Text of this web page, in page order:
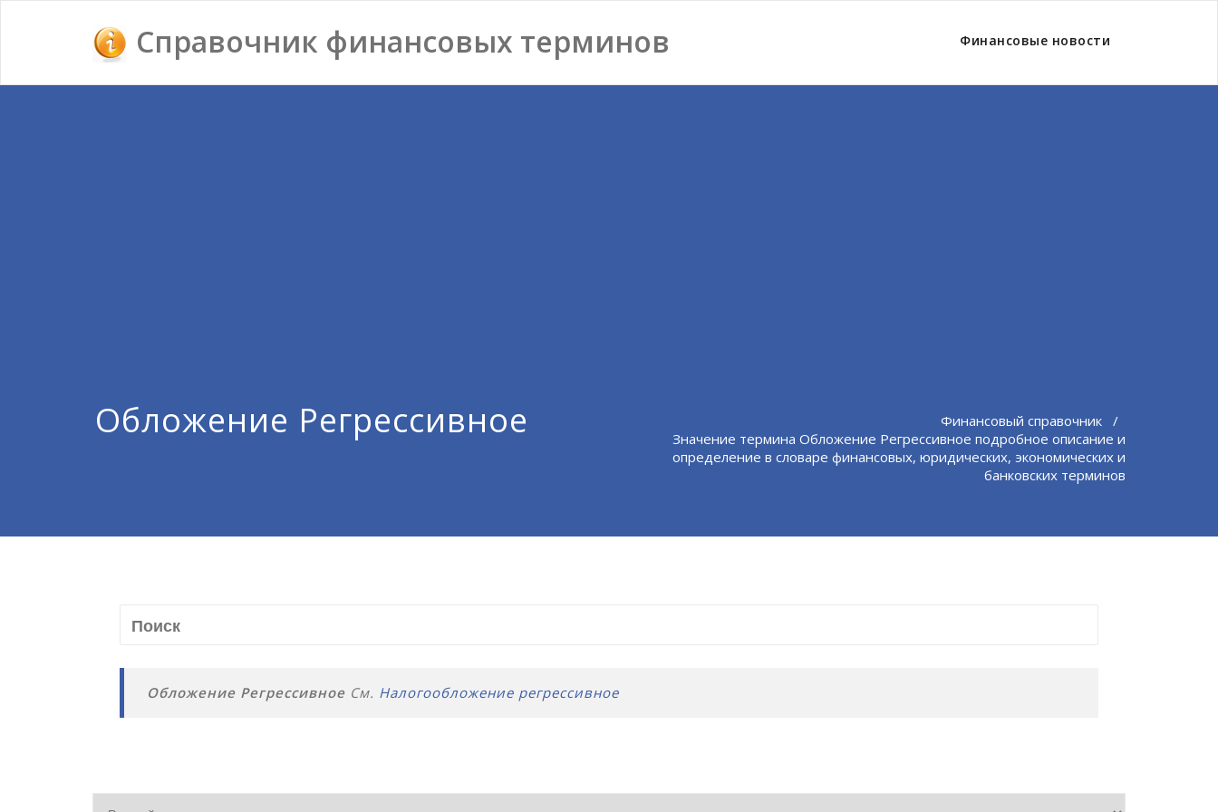
Справочник финансовых терминов Финансовые новости
Обложение Регрессивное Финансовый справочник /
Значение термина Обложение Регрессивное подробное описание и
определение в словаре финансовых, юридических, экономических и
банковских терминов
Обложение РегрессивноеСм. Налогообложение регрессивное